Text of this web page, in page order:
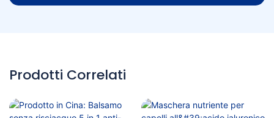
Prodotti Correlati